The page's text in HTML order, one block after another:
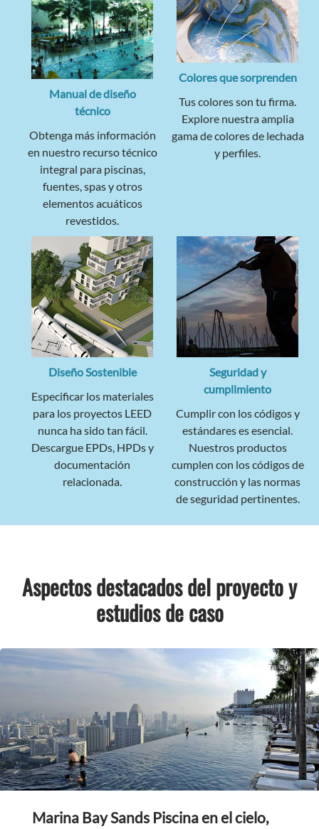
Manual de diseño
técnico
Obtenga más información
en nuestro recurso técnico
integral para piscinas,
fuentes, spas y otros
elementos acuáticos
revestidos.
Colores que sorprenden
Tus colores son tu firma.
Explore nuestra amplia
gama de colores de lechada
y perfiles.
Diseño Sostenible
Especificar los materiales
para los proyectos LEED
nunca ha sido tan fácil.
Descargue EPDs, HPDs y
documentación
relacionada.
Seguridad y
cumplimiento
Cumplir con los códigos y
estándares es esencial.
Nuestros productos
cumplen con los códigos de
construcción y las normas
de seguridad pertinentes.
Aspectos destacados del proyecto y
estudios de caso
Marina Bay Sands Piscina en el cielo,